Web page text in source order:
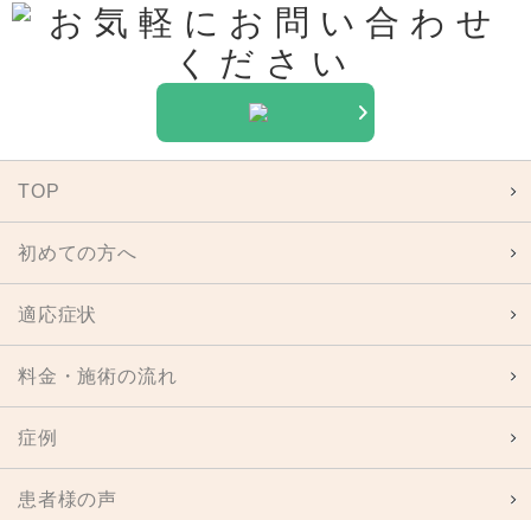
TOP
初めての方へ
適応症状
料金・施術の流れ
症例
患者様の声